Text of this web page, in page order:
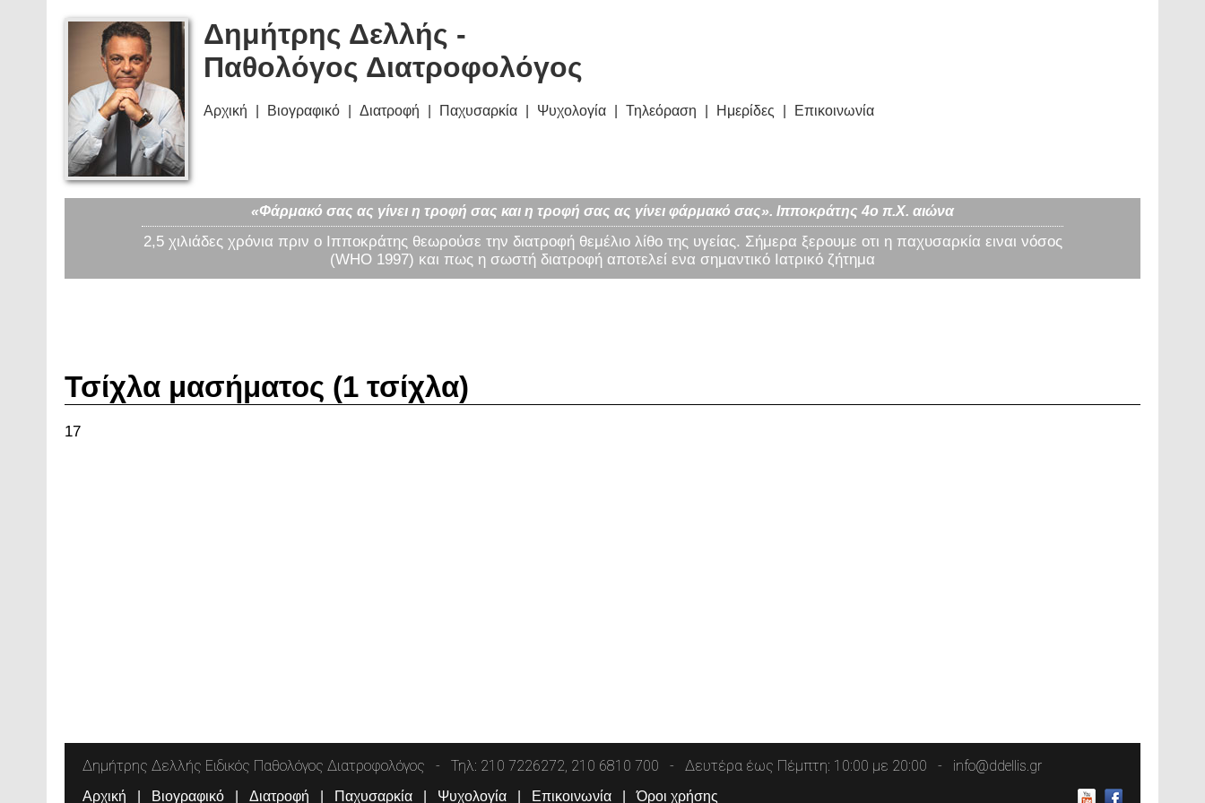
Δημήτρης Δελλής -
Παθολόγος Διατροφολόγος
Αρχική Βιογραφικό Διατροφή Παχυσαρκία Ψυχολογία Τηλεόραση Ημερίδες Επικοινωνία
«Φάρμακό σας ας γίνει η τροφή σας και η τροφή σας ας γίνει φάρμακό σας». Ιπποκράτης 4ο π.Χ. αιώνα
2,5 χιλιάδες χρόνια πριν ο Ιπποκράτης θεωρούσε την διατροφή θεμέλιο λίθο της υγείας. Σήμερα ξερουμε οτι η παχυσαρκία ειναι νόσος
(WHO 1997) και πως η σωστή διατροφή αποτελεί ενα σημαντικό Ιατρικό ζήτημα
Τσίχλα μασήματος (1 τσίχλα)
17
Δημήτρης Δελλής Ειδικός Παθολόγος Διατροφολόγος Τηλ: 210 7226272, 210 6810 700 Δευτέρα έως Πέμπτη: 10:00 με 20:00 info@ddellis.gr
Αρχική Βιογραφικό Διατροφή Παχυσαρκία Ψυχολογία Επικοινωνία Όροι χρήσης